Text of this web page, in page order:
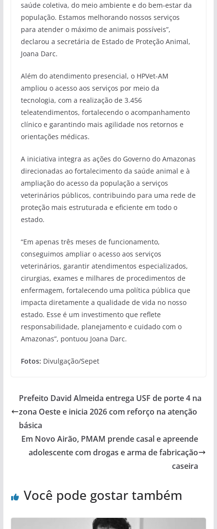
saúde coletiva, do meio ambiente e do bem-estar da
população. Estamos melhorando nossos serviços
para atender o máximo de animais possíveis”,
declarou a secretária de Estado de Proteção Animal,
Joana Darc.
Além do atendimento presencial, o HPVet-AM
ampliou o acesso aos serviços por meio da
tecnologia, com a realização de 3.456
teleatendimentos, fortalecendo o acompanhamento
clínico e garantindo mais agilidade nos retornos e
orientações médicas.
A iniciativa integra as ações do Governo do Amazonas
direcionadas ao fortalecimento da saúde animal e à
ampliação do acesso da população a serviços
veterinários públicos, contribuindo para uma rede de
proteção mais estruturada e eficiente em todo o
estado.
“Em apenas três meses de funcionamento,
conseguimos ampliar o acesso aos serviços
veterinários, garantir atendimentos especializados,
cirurgias, exames e milhares de procedimentos de
enfermagem, fortalecendo uma política pública que
impacta diretamente a qualidade de vida no nosso
estado. Esse é um investimento que reflete
responsabilidade, planejamento e cuidado com o
Amazonas”, pontuou Joana Darc.
Fotos: Divulgação/Sepet
Prefeito David Almeida entrega USF de porte 4 na
zona Oeste e inicia 2026 com reforço na atenção
básica
Em Novo Airão, PMAM prende casal e apreende
adolescente com drogas e arma de fabricação
caseira
Você pode gostar também